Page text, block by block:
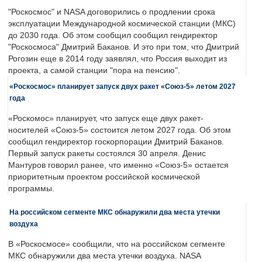
"Роскосмос" и NASA договорились о продлении срока
эксплуатации Международной космической станции (МКС)
до 2030 года. Об этом сообщил сообщил гендиректор
"Роскосмоса" Дмитрий Баканов. И это при том, что Дмитрий
Рогозин еще в 2014 году заявлял, что Россия выходит из
проекта, а самой станции "пора на пенсию".
«Роскосмос» планирует запуск двух ракет «Союз-5» летом 2027
года
«Роскомос» планирует, что запуск еще двух ракет-
носителей «Союз-5» состоится летом 2027 года. Об этом
сообщил гендиректор госкорпорации Дмитрий Баканов.
Первый запуск ракеты состоялся 30 апреля. Денис
Мантуров говорил ранее, что именно «Союз-5» остается
приоритетным проектом российской космической
программы.
На российском сегменте МКС обнаружили два места утечки
воздуха
В «Роскосмосе» сообщили, что на российском сегменте
МКС обнаружили два места утечки воздуха. NASA